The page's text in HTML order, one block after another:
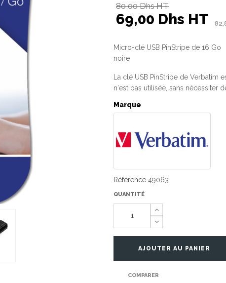
80,00 Dhs HT
69,00 Dhs HT
Micro-clé USB PinStripe de 16 Go
noire
La clé USB PinStripe de
n'est pas utilisée, sans nécessiter
Marque
Référence 49063
QUANTITÉ
AJOUTER AU PANIER
COMPARER